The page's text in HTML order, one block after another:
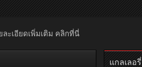
ละเอียดเพิ่มเติม คลิกที่นี่
แกลเลอรี่